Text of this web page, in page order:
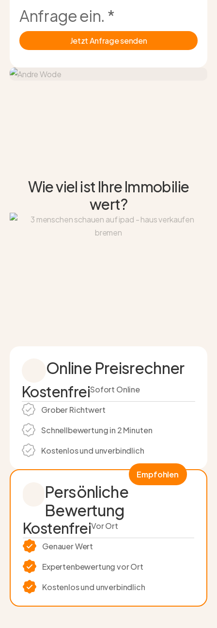
Anfrage ein. *
Jetzt Anfrage senden
Wie viel ist Ihre Immobilie
wert?
Online Preisrechner
KostenfreiSofort Online
Grober Richtwert
Schnell­bewertung in 2 Minuten
Kostenlos und unverbindlich
Persönliche
Bewertung
KostenfreiVor Ort
Genauer Wert
Experten­bewertung vor Ort
Kostenlos und unverbindlich
Empfohlen